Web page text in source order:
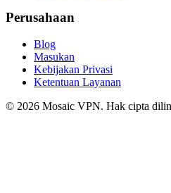
Perusahaan
Blog
Masukan
Kebijakan Privasi
Ketentuan Layanan
© 2026 Mosaic VPN. Hak cipta